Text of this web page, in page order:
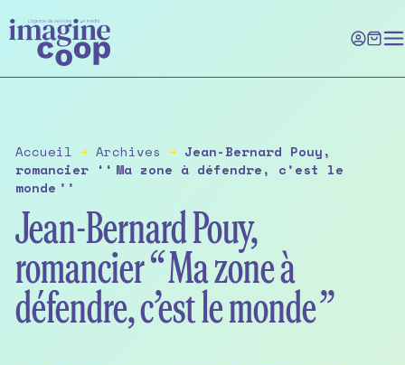
to
the
content
Accueil ➔ Archives ➔ Jean-Bernard Pouy,
romancier ‘‘ Ma zone à défendre, c’est le
monde ’’
Jean-Bernard Pouy,
romancier ‘‘ Ma zone à
défendre, c’est le monde ’’